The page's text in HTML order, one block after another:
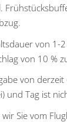
von 1-
von 10 %
von
und Tag ist
Sie vom